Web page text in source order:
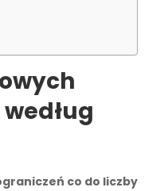
co do liczby